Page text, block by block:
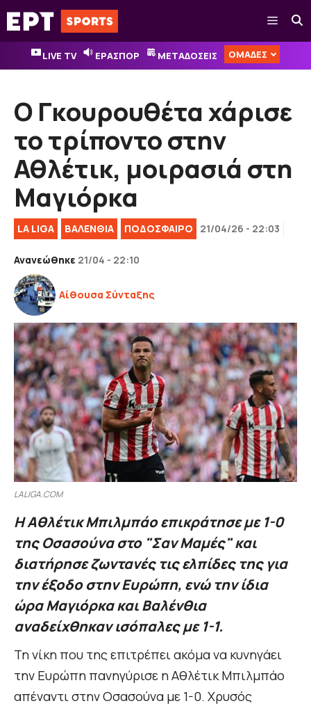
Μετάβαση
σε
περιεχόμενο
Μενού
LIVE TV ΕΡΑΣΠΟΡ ΜΕΤΑΔΟΣΕΙΣ ΟΜΑΔΕΣ
Ο Γκουρουθέτα χάρισε
το τρίποντο στην
Αθλέτικ, μοιρασιά στη
Μαγιόρκα
LA LIGA ΒΑΛΕΝΘΙΑ ΠΟΔΟΣΦΑΙΡΟ 21/04/26 - 22:03
Ανανεώθηκε 21/04 - 22:10
Αίθουσα Σύνταξης
LALIGA.COM
Η Αθλέτικ Μπιλμπάο επικράτησε με 1-0
της Οσασούνα στο "Σαν Μαμές" και
διατήρησε ζωντανές τις ελπίδες της για
την έξοδο στην Ευρώπη, ενώ την ίδια
ώρα Μαγιόρκα και Βαλένθια
αναδείχθηκαν ισόπαλες με 1-1.
Τη νίκη που της επιτρέπει ακόμα να κυνηγάει
την Ευρώπη πανηγύρισε η Αθλέτικ Μπιλμπάο
απέναντι στην Οσασούνα με 1-0. Χρυσός